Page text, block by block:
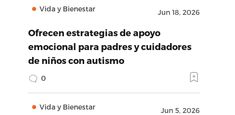
Vida y Bienestar Jun 18, 2026
Ofrecen estrategias de apoyo
emocional para padres y cuidadores
de niños con autismo
0
Vida y Bienestar Jun 5, 2026